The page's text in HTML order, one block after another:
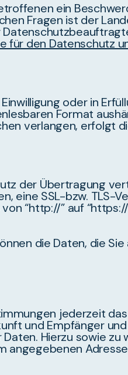
ein
Fragen ist der
für den Datenschutz
oder in
Format
verlangen, erfolgt
der Übertragung
eine SSL-bzw. TLS-
“http://” auf
die Daten, die
jederzeit
und Empfänger
Hierzu sowie
angegebenen